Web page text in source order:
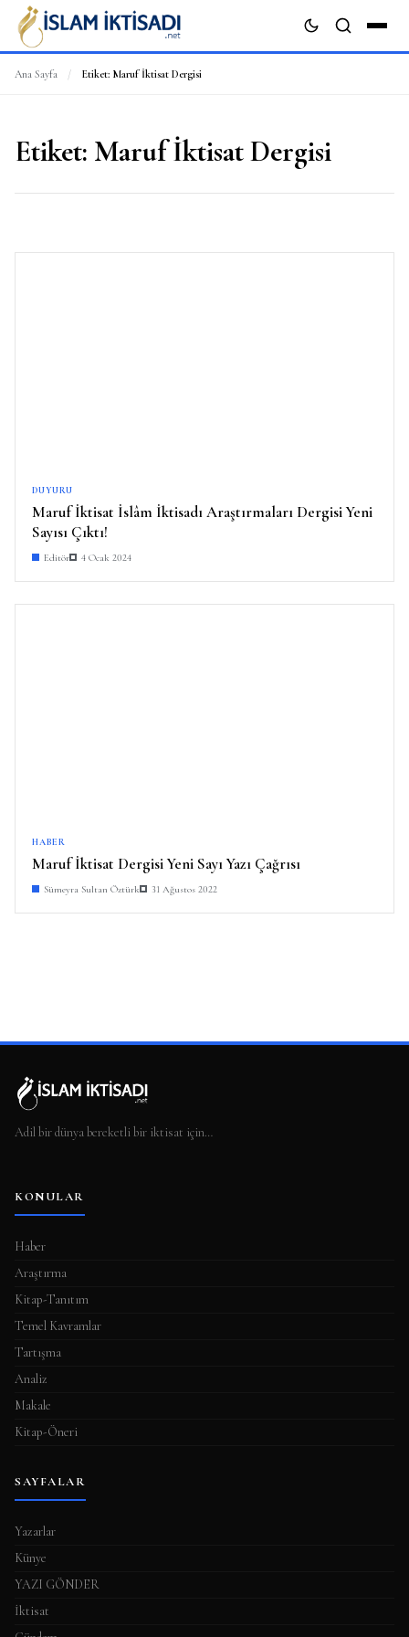
Ana Sayfa / Etiket: Maruf İktisat Dergisi
Etiket: Maruf İktisat Dergisi
DUYURU
Maruf İktisat İslâm İktisadı Araştırmaları Dergisi Yeni
Sayısı Çıktı!
Editör 4 Ocak 2024
HABER
Maruf İktisat Dergisi Yeni Sayı Yazı Çağrısı
Sümeyra Sultan Öztürk 31 Ağustos 2022
Adil bir dünya bereketli bir iktisat için…
KONULAR
Haber
Araştırma
Kitap-Tanıtım
Temel Kavramlar
Tartışma
Analiz
Makale
Kitap-Öneri
SAYFALAR
Yazarlar
Künye
YAZI GÖNDER
İktisat